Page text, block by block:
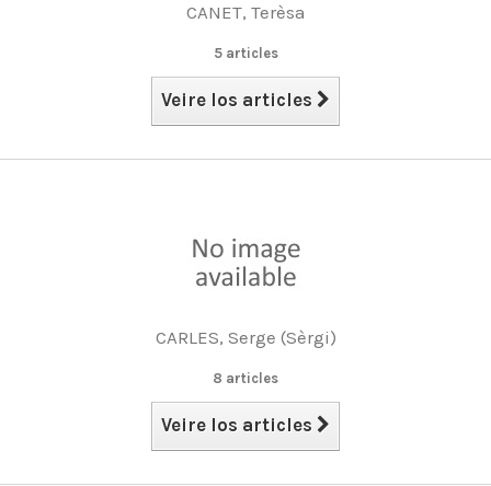
CANET, Terèsa
5 articles
Veire los articles
CARLES, Serge (Sèrgi)
8 articles
Veire los articles